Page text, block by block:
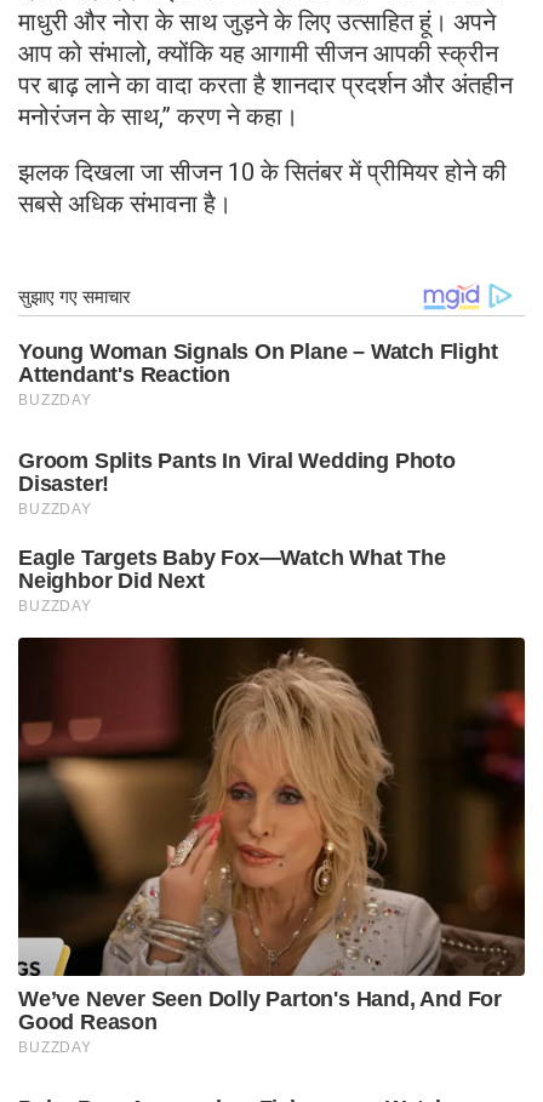
माधुरी और नोरा के साथ जुड़ने के लिए उत्साहित हूं। अपने
आप को संभालो, क्योंकि यह आगामी सीजन आपकी स्क्रीन
पर बाढ़ लाने का वादा करता है शानदार प्रदर्शन और अंतहीन
मनोरंजन के साथ,” करण ने कहा।
झलक दिखला जा सीजन 10 के सितंबर में प्रीमियर होने की
सबसे अधिक संभावना है।